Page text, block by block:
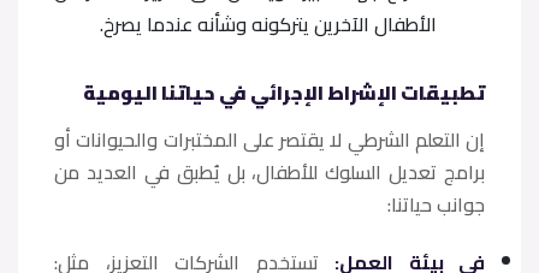
الأطفال الآخرين يتركونه وشأنه عندما يصرخ.
تطبيقات الإشراط الإجرائي في حياتنا اليومية
إن التعلم الشرطي لا يقتصر على المختبرات والحيوانات أو
برامج تعديل السلوك للأطفال، بل يُطبق في العديد من
جوانب حياتنا:
في بيئة العمل: تستخدم الشركات التعزيز، مثل: